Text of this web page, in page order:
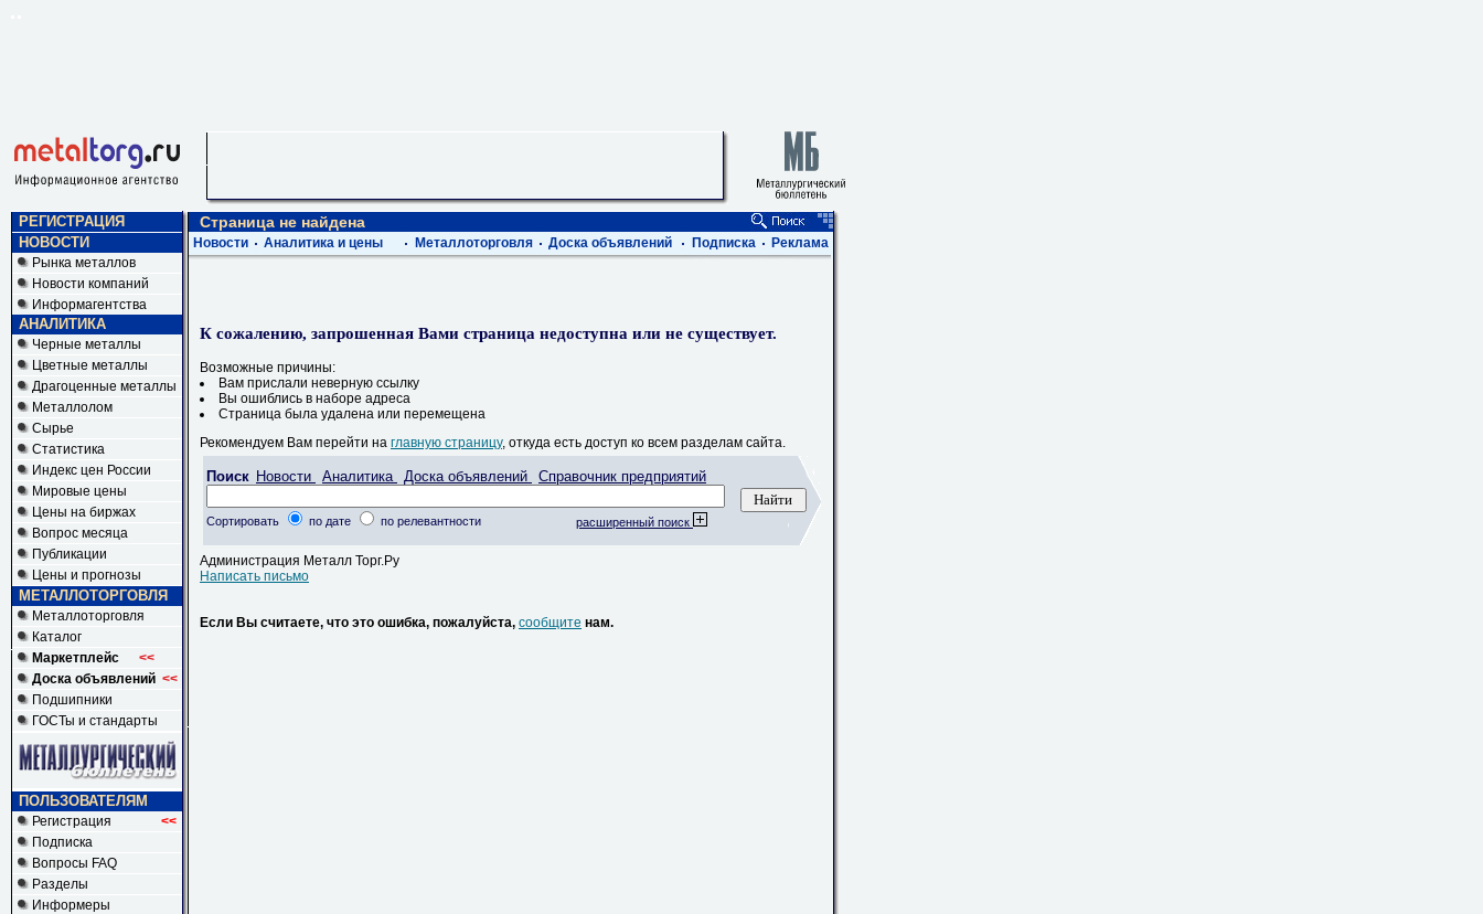
РЕГИСТРАЦИЯ
НОВОСТИ
Рынка металлов
Новости компаний
Информагентства
АНАЛИТИКА
Черные металлы
Цветные металлы
Драгоценные металлы
Металлолом
Сырье
Статистика
Индекс цен России
Мировые цены
Цены на биржах
Вопрос месяца
Публикации
Цены и прогнозы
МЕТАЛЛОТОРГОВЛЯ
Металлоторговля
Каталог
Маркетплейс
<<
Доска объявлений <<
Подшипники
ГОСТы и стандарты
ПОЛЬЗОВАТЕЛЯМ
Регистрация <<
Подписка
Вопросы FAQ
Разделы
Информеры
Страница не найдена
Новости Аналитика и цены Металлоторговля Доска объявлений Подписка Реклама
К сожалению, запрошенная Вами страница недоступна или не существует.
Возможные причины:
Вам прислали неверную ссылку
Вы ошиблись в наборе адреса
Страница была удалена или перемещена
Рекомендуем Вам перейти на главную страницу, откуда есть доступ ко всем разделам сайта.
Поиск Новости Аналитика Доска объявлений Справочник предприятий
Сортировать по дате по релевантности расширенный поиск
Администрация Металл Торг.Ру
Написать письмо
Если Вы считаете, что это ошибка, пожалуйста, сообщите нам.